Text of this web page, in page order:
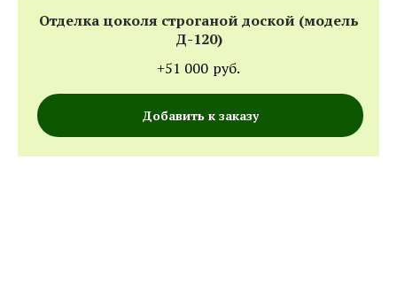
Отделка цоколя строганой доской (модель
Д-120)
+51 000 руб.
Добавить к заказу